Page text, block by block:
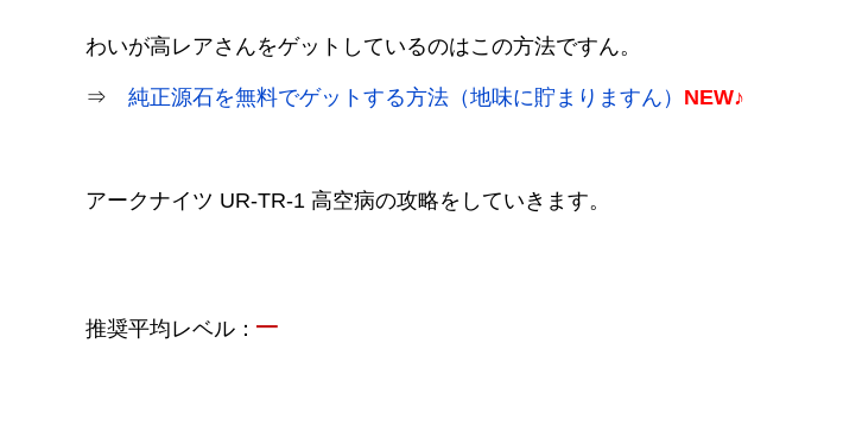
わいが高レアさんをゲットしているのはこの方法ですん。
⇒ 純正源石を無料でゲットする方法（地味に貯まりますん） NEW♪
アークナイツ UR-TR-1 高空病の攻略をしていきます。
推奨平均レベル： –